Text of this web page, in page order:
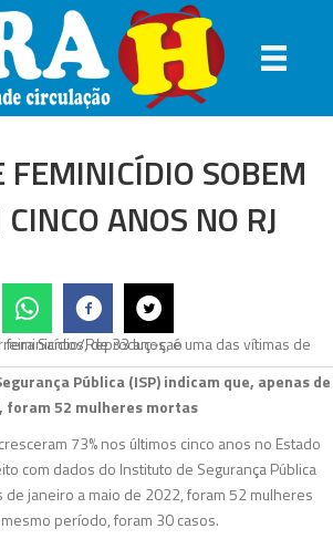
FEMINICÍDIO SOBEM
ANOS NO RJ
Pública (ISP) indicam que, apenas de
foram 52 mulheres mortas
73% nos últimos cinco anos no Estado
com dados do Instituto de Segurança Pública
de janeiro a maio de 2022, foram 52 mulheres
período, foram 30 casos.